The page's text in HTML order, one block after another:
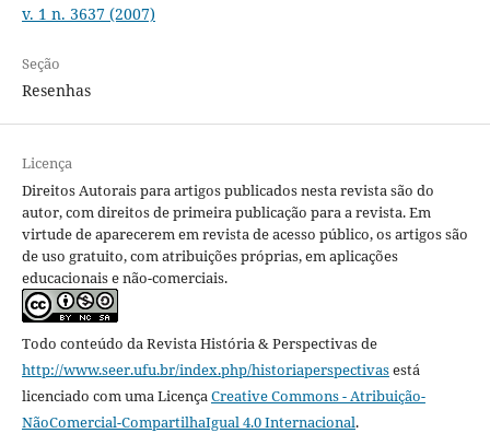
v. 1 n. 3637 (2007)
Seção
Resenhas
Licença
Direitos Autorais para artigos publicados nesta revista são do
autor, com direitos de primeira publicação para a revista. Em
virtude de aparecerem em revista de acesso público, os artigos são
de uso gratuito, com atribuições próprias, em aplicações
educacionais e não-comerciais.
Todo conteúdo da Revista História & Perspectivasde
http://www.seer.ufu.br/index.php/historiaperspectivasestá
licenciado com uma LicençaCreative Commons - Atribuição-
NãoComercial-CompartilhaIgual 4.0 Internacional.